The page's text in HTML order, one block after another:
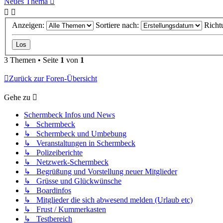
Anzeigen: Sortiere nach:
3 Themen • Seite 1 von 1
Zurück zur Foren-Übersicht
Gehe zu
Schermbeck Infos und News
↳ Schermbeck
↳ Schermbeck und Umbebung
↳ Veranstaltungen in Schermbeck
↳ Polizeiberichte
↳ Netzwerk-Schermbeck
↳ Begrüßung und Vorstellung neuer Mitglieder
↳ Grüsse und Glückwünsche
↳ Boardinfos
↳ Mitglieder die sich abwesend melden (Urlaub etc)
↳ Frust / Kummerkasten
↳ Testbereich